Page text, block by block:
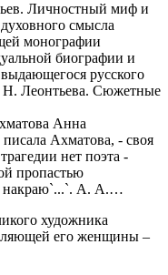
Личностный миф и
смысла
монографии
биографии и
русского
Н. Леонтьева. Сюжетные
Анна
Ахматова, - своя
нет поэта -
пропастью
накраю`...`. А. А.…
художника
его женщины –